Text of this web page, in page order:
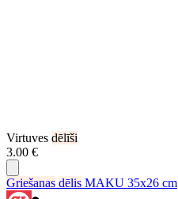
Virtuves dēlīši
3.00 €
Griešanas dēlis MAKU 35x26 cm